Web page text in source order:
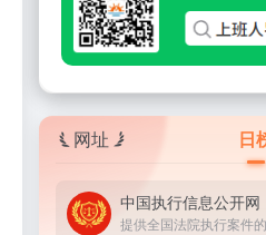
网址 日
中国执行信息公开网